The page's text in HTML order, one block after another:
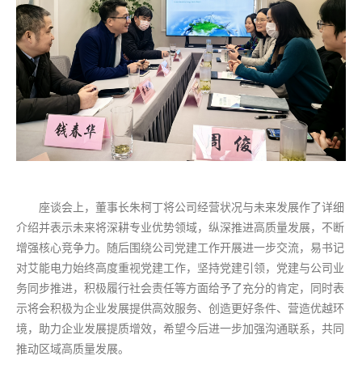
座谈会上，董事长朱柯丁将公司经营状况与未来发展作了详细
介绍并表示未来将深耕专业优势领域，纵深推进高质量发展，不断
增强核心竞争力。随后围绕公司党建工作开展进一步交流，易书记
对艾能电力始终高度重视党建工作，坚持党建引领，党建与公司业
务同步推进，积极履行社会责任等方面给予了充分的肯定，同时表
示将会积极为企业发展提供高效服务、创造更好条件、营造优越环
境，助力企业发展提质增效，希望今后进一步加强沟通联系，共同
推动区域高质量发展。